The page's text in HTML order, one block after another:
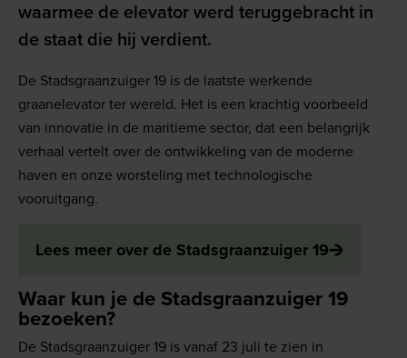
waarmee de elevator werd teruggebracht in
de staat die hij verdient.
De Stadsgraanzuiger 19 is de laatste werkende
graanelevator ter wereld. Het is een krachtig voorbeeld
van innovatie in de maritieme sector, dat een belangrijk
verhaal vertelt over de ontwikkeling van de moderne
haven en onze worsteling met technologische
vooruitgang.
Lees meer over de Stadsgraanzuiger 19
Waar kun je de Stadsgraanzuiger 19
bezoeken?
De Stadsgraanzuiger 19 is vanaf 23 juli te zien in